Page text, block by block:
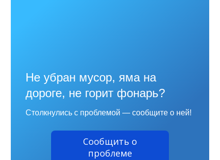
Не убран мусор, яма на
дороге, не горит фонарь?
Столкнулись с проблемой — сообщите о ней!
Сообщить о
проблеме